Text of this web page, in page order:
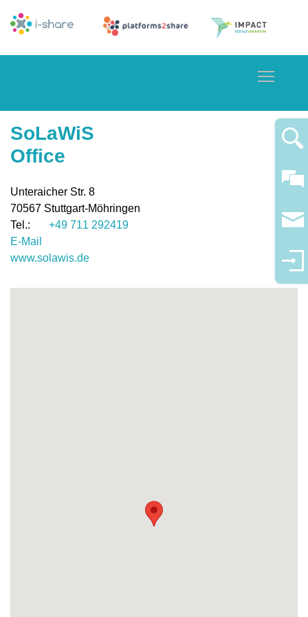
SoLaWiS
Office
Unteraicher Str. 8
70567 Stuttgart-Möhringen
+49 711 292419
E-Mail
www.solawis.de